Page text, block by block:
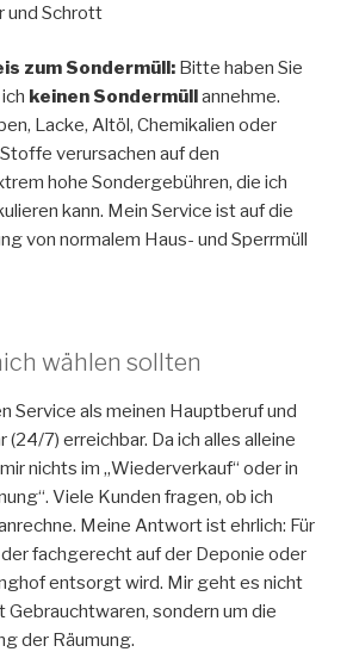
und Schrott
zum Sondermüll: Bitte haben Sie
keinen Sondermüllannehme.
Lacke, Altöl, Chemikalien oder
verursachen auf den
hohe Sondergebühren, die ich
kann. Mein Service ist auf die
von normalem Haus- und Sperrmüll
wählen sollten
Service als meinen Hauptberuf und
(24/7) erreichbar. Da ich alles alleine
nichts im „Wiederverkauf“ oder in
Viele Kunden fragen, ob ich
Meine Antwort ist ehrlich: Für
fachgerecht auf der Deponie oder
entsorgt wird. Mir geht es nicht
Gebrauchtwaren, sondern um die
der Räumung.